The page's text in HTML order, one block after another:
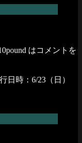
はコメントを
日時：6/23（日）